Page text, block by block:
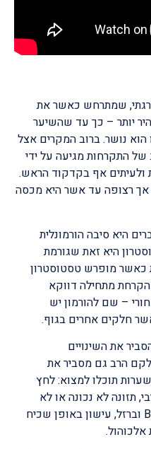
שמתרחש כאשר את
יותר – כך עד שהשיער
נושר. ברוב המקרים אצל
התקרחות מגיעה על ידי
אף בקדקוד הראש.
רצופה עד אשר היא מכסה
היא סיבה הורמונלית
היא זאת שגורמת
כאשר מופרש טסטוסטרון
מתחילה דווקא
– שם להורמון יש
חלקים אחרים בגוף.
את השינויים
הרב גם מסביר את
תוכלו למצוא: לחץ
תזונה לא נכונה או לא
מאוזנת, רמות נמוכות של אבץ, B12 וברזל, עישון באופן שכיח